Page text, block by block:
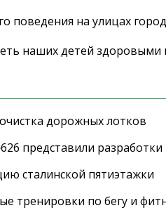
поведения на улицах
наших детей
дорожных лотков
представили
сталинской пятиэтажки
тренировки по бегу и